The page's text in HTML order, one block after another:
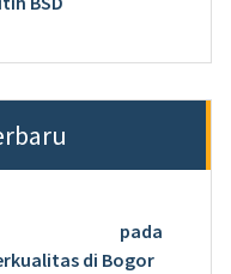
pada
di Bogor